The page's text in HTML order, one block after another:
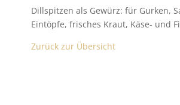
Dillspitzen als Gewürz: für Gurken,
Eintöpfe, frisches Kraut, Käse- und
Zurück zur Übersicht